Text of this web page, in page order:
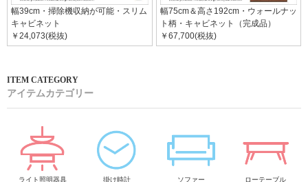
幅39cm・掃除機収納が可能・スリム
キャビネット
￥24,073(税抜)
幅75cm＆高さ192cm・ウォールナッ
ト柄・キャビネット（完成品）
￥67,700(税抜)
アイテムカテゴリー
ライト照明器具 掛け時計 ソファー ローテーブル